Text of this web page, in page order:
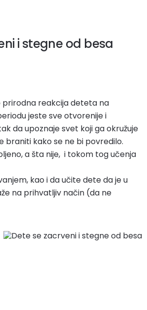
i stegne od besa
prirodna reakcija deteta na
jeste sve otvorenije i
da upoznaje svet koji ga okružuje
braniti kako se ne bi povredilo.
a šta nije, i tokom tog učenja
kao i da učite dete da je u
na prihvatljiv način (da ne